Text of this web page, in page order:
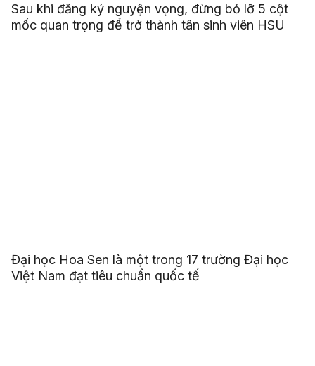
Sau khi đăng ký nguyện vọng, đừng bỏ lỡ 5 cột
mốc quan trọng để trở thành tân sinh viên HSU
Đại học Hoa Sen là một trong 17 trường Đại học
Việt Nam đạt tiêu chuẩn quốc tế